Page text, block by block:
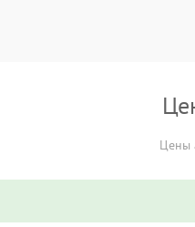
Цены